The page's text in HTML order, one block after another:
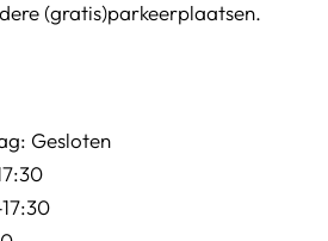
(gratis)parkeerplaatsen.
Gesloten